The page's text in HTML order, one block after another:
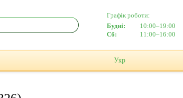
Графік роботи:
Будні:
10:00–19:00
Сб:
11:00–16:00
Укр